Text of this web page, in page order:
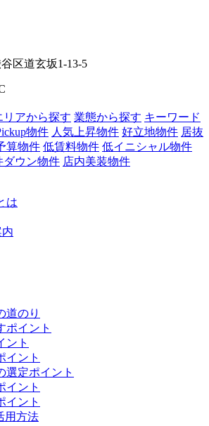
区道玄坂1-13-5
リアから探す 業態から探す キーワード
物件 人気上昇物件 好立地物件 居抜
算物件 低賃料物件 低イニシャル物件
ダウン物件 店内美装物件
は
道のり
ポイント
ント
イント
選定ポイント
イント
イント
用方法